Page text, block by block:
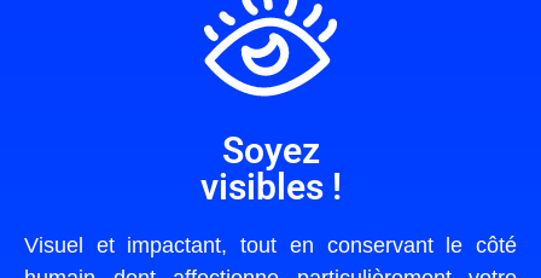
Soyez
visibles !
Visuel et impactant, tout en conservant le côté